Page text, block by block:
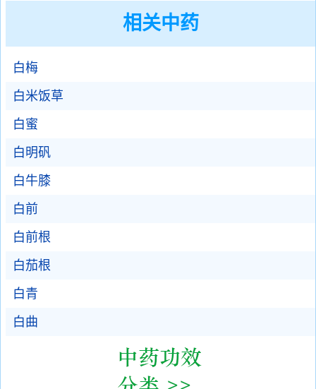
相关中药
白梅
白米饭草
白蜜
白明矾
白牛膝
白前
白前根
白茄根
白青
白曲